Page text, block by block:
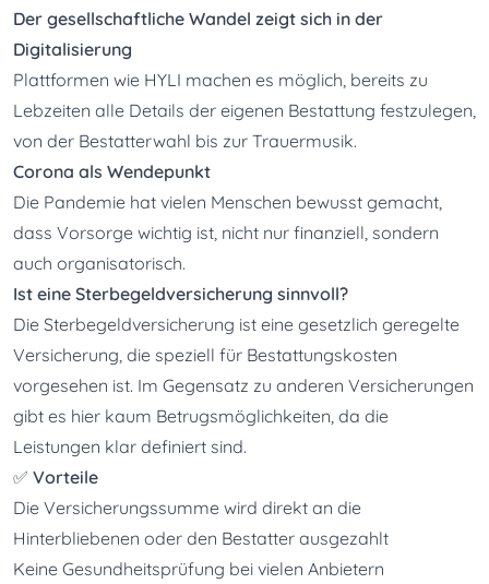
Der gesellschaftliche Wandel zeigt sich in der
Digitalisierung
Plattformen wie HYLI machen es möglich, bereits zu
Lebzeiten alle Details der eigenen Bestattung festzulegen,
von der Bestatterwahl bis zur Trauermusik.
Corona als Wendepunkt
Die Pandemie hat vielen Menschen bewusst gemacht,
dass Vorsorge wichtig ist, nicht nur finanziell, sondern
auch organisatorisch.
Ist eine Sterbegeldversicherung sinnvoll?
Die Sterbegeldversicherung ist eine gesetzlich geregelte
Versicherung, die speziell für Bestattungskosten
vorgesehen ist. Im Gegensatz zu anderen Versicherungen
gibt es hier kaum Betrugsmöglichkeiten, da die
Leistungen klar definiert sind.
✅ Vorteile
Die Versicherungssumme wird direkt an die
Hinterbliebenen oder den Bestatter ausgezahlt
Keine Gesundheitsprüfung bei vielen Anbietern